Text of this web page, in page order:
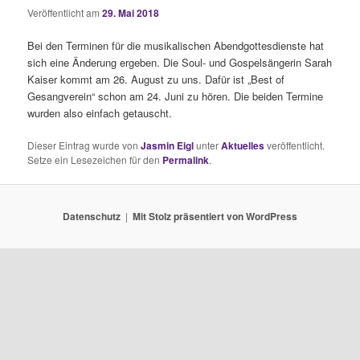
Veröffentlicht am29. Mai 2018
Bei den Terminen für die musikalischen Abendgottesdienste hat
sich eine Änderung ergeben. Die Soul- und Gospelsängerin Sarah
Kaiser kommt am 26. August zu uns. Dafür ist „Best of
Gesangverein“ schon am 24. Juni zu hören. Die beiden Termine
wurden also einfach getauscht.
Dieser Eintrag wurde vonJasmin EiglunterAktuellesveröffentlicht.
Setze ein Lesezeichen für den Permalink.
Datenschutz Mit Stolz präsentiert von WordPress